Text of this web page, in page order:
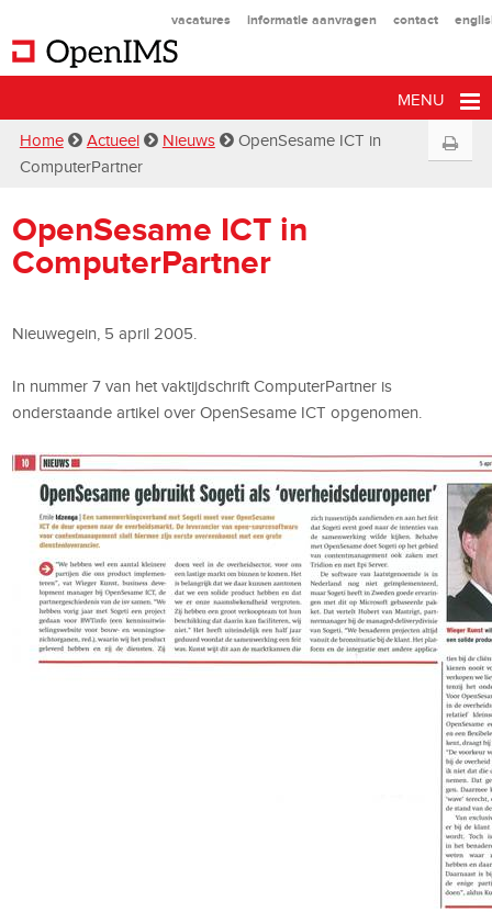
vacatures informatie aanvragen contact
MENU
Home Actueel Nieuws
OpenSesame ICT in
ComputerPartner
OpenSesame ICT in
ComputerPartner
Nieuwegein, 5 april 2005.
In nummer 7 van het vaktijdschrift ComputerPartner is
onderstaande artikel over OpenSesame ICT opgenomen.